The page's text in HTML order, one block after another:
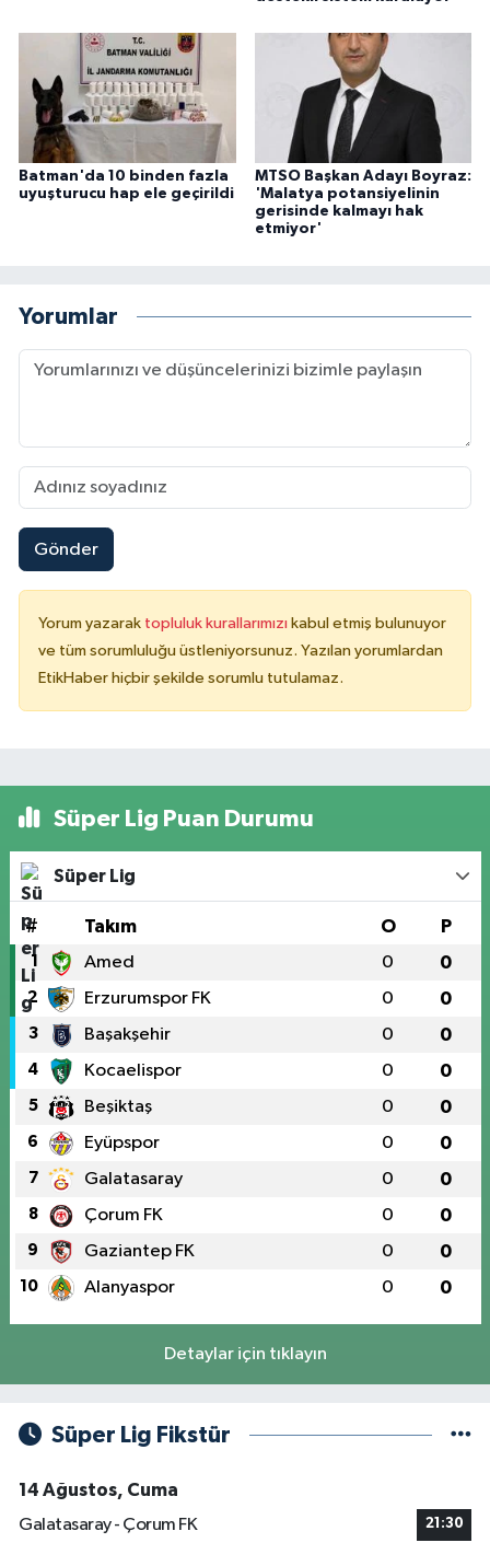
Batman'da 10 binden fazla
uyuşturucu hap ele geçirildi
MTSO Başkan Adayı Boyraz:
'Malatya potansiyelinin
gerisinde kalmayı hak
etmiyor'
Yorumlar
Gönder
Yorum yazarak topluluk kurallarımızı kabul etmiş bulunuyor
ve tüm sorumluluğu üstleniyorsunuz. Yazılan yorumlardan
EtikHaber hiçbir şekilde sorumlu tutulamaz.
Süper Lig Puan Durumu
Süper Lig
# Takım O P
1 Amed 0 0
2 Erzurumspor FK 0 0
3 Başakşehir 0 0
4 Kocaelispor 0 0
5 Beşiktaş 0 0
6 Eyüpspor 0 0
7 Galatasaray 0 0
8 Çorum FK 0 0
9 Gaziantep FK 0 0
10 Alanyaspor 0 0
Detaylar için tıklayın
Süper Lig Fikstür
14 Ağustos, Cuma
Galatasaray - Çorum FK
21:30